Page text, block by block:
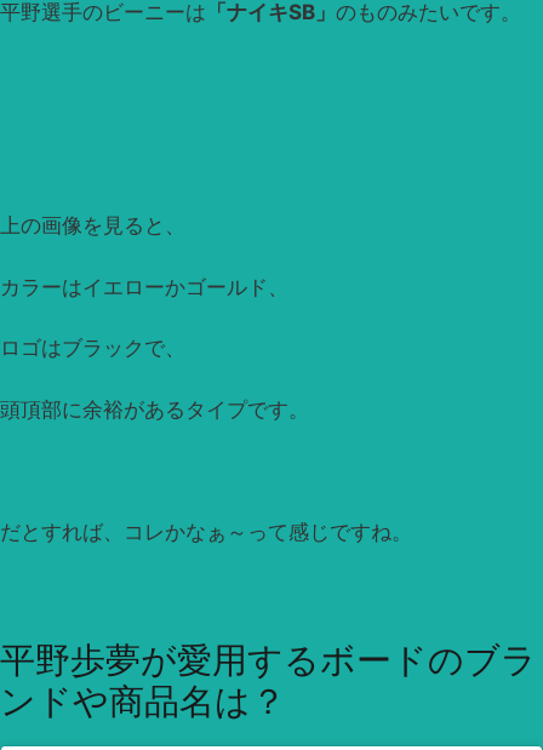
平野選手のビーニーは 「ナイキSB」 のものみたいです。
上の画像を見ると、
カラーはイエローかゴールド、
ロゴはブラックで、
頭頂部に余裕があるタイプです。
だとすれば、コレかなぁ～って感じですね。
平野歩夢が愛用するボードのブラ
ンドや商品名は？